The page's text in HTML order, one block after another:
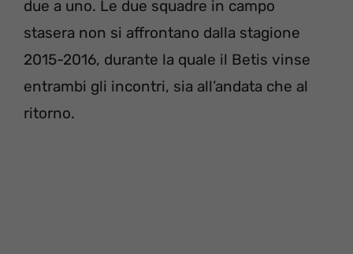
due a uno. Le due squadre in campo
stasera non si affrontano dalla stagione
2015-2016, durante la quale il Betis vinse
entrambi gli incontri, sia all’andata che al
ritorno.